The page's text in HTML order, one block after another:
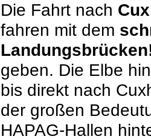
Die Fahrt nach
fahren mit dem
geben. Die Elbe
bis direkt nach
der großen
HAPAG-Hallen